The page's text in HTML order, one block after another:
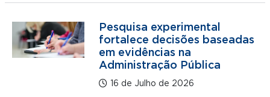
Pesquisa experimental
fortalece decisões baseadas
em evidências na
Administração Pública
16 de Julho de 2026